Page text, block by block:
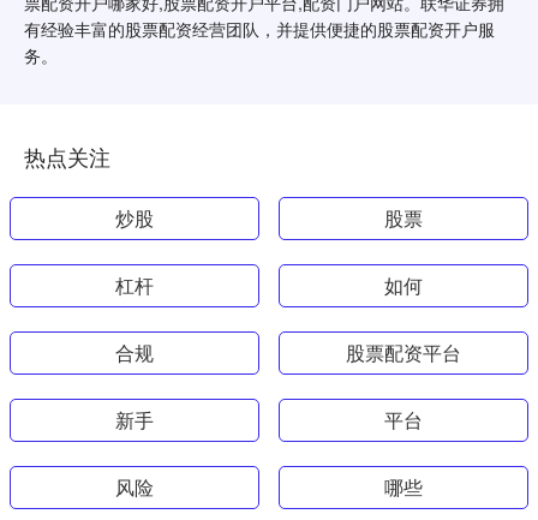
有经验丰富的股票配资经营团队，并提供便捷的股票配资开户服
务。
热点关注
炒股 股票
杠杆 如何
合规 股票配资平台
新手 平台
风险 哪些